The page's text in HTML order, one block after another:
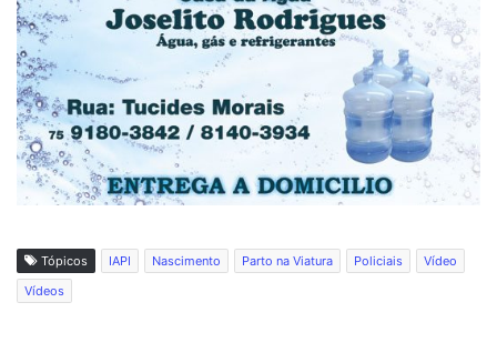
Tópicos IAPI Nascimento Parto na Viatura Policiais
Vídeo
Vídeos